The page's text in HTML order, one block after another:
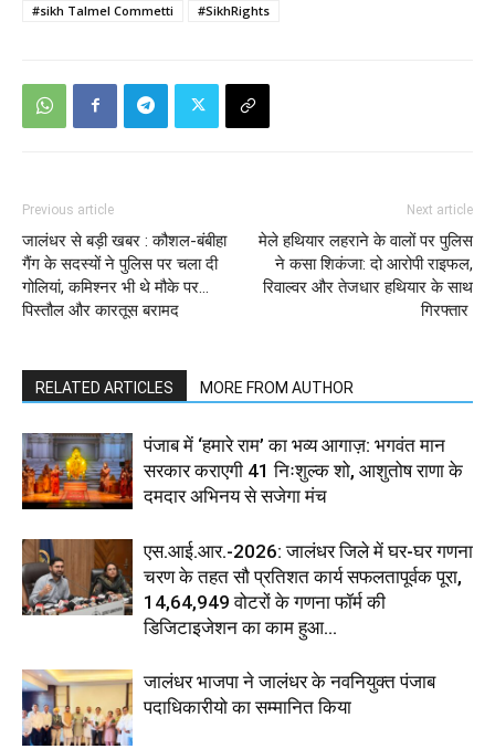
#sikh Talmel Commetti
#SikhRights
Previous article
जालंधर से बड़ी खबर : कौशल-बंबीहा
गैंग के सदस्यों ने पुलिस पर चला दी
गोलियां, कमिश्नर भी थे मौके पर…
पिस्तौल और कारतूस बरामद
Next article
मेले हथियार लहराने के वालों पर पुलिस
ने कसा शिकंजा: दो आरोपी राइफल,
रिवाल्वर और तेजधार हथियार के साथ
गिरफ्तार
RELATED ARTICLES MORE FROM AUTHOR
पंजाब में ‘हमारे राम’ का भव्य आगाज़: भगवंत मान
सरकार कराएगी 41 निःशुल्क शो, आशुतोष राणा के
दमदार अभिनय से सजेगा मंच
एस.आई.आर.-2026: जालंधर जिले में घर-घर गणना
चरण के तहत सौ प्रतिशत कार्य सफलतापूर्वक पूरा,
14,64,949 वोटरों के गणना फॉर्म की
डिजिटाइजेशन का काम हुआ...
जालंधर भाजपा ने जालंधर के नवनियुक्त पंजाब
पदाधिकारीयो का सम्मानित किया